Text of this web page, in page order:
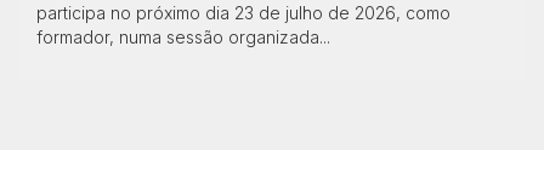
participa no próximo dia 23 de julho de 2026, como
formador, numa sessão organizada...